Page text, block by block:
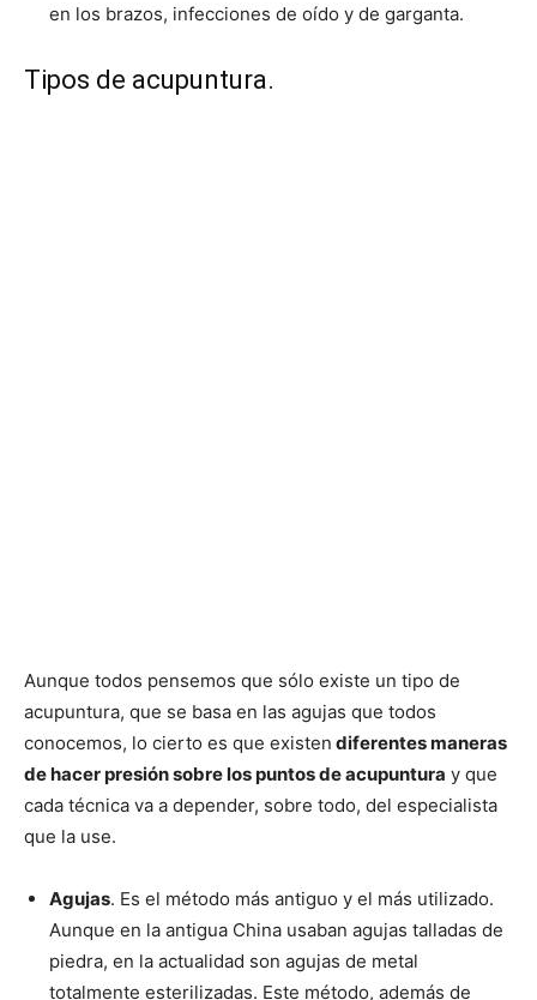
en los brazos, infecciones de oído y de garganta.
Tipos de acupuntura.
Aunque todos pensemos que sólo existe un tipo de
acupuntura, que se basa en las agujas que todos
conocemos, lo cierto es que existen diferentes maneras
de hacer presión sobre los puntos de acupuntura y que
cada técnica va a depender, sobre todo, del especialista
que la use.
Agujas. Es el método más antiguo y el más utilizado.
Aunque en la antigua China usaban agujas talladas de
piedra, en la actualidad son agujas de metal
totalmente esterilizadas. Este método, además de